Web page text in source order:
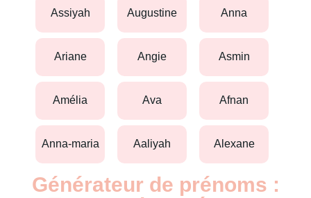
assiyah augustine anna
ariane angie asmin
amélia ava afnan
anna-maria aaliyah alexane
Générateur de prénoms :